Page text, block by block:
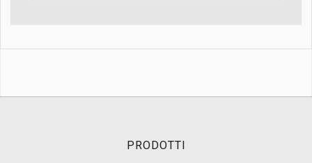
PRODOTTI